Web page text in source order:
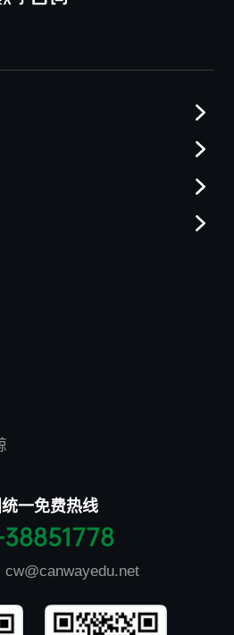
一免费热线
cw@canwayedu.net